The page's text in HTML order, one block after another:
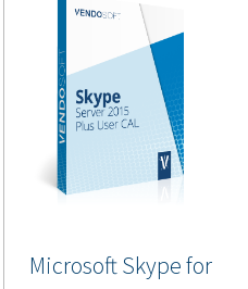
Microsoft Skype for